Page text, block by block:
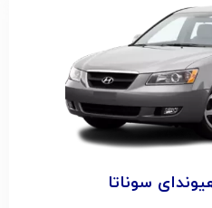
سوناتا